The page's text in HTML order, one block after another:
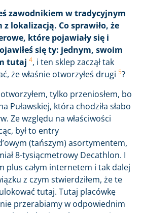
zawodnikiem w tradycyjnym
lokalizacją. Co sprawiło, że
które pojawiały się i
się ty: jednym, swoim
tutaj 4, i ten sklep zaczął tak
że właśnie otworzyłeś drugi 5?
tylko przeniosłem, bo
Puławskiej, która chodziła słabo
Ze względu na właściwości
był to entry
(tańszym) asortymentem,
8-tysiącmetrowy Decathlon. I
plus całym internetem i tak dalej
z czym stwierdziłem, że te
tutaj. Tutaj placówkę
przerabiamy w odpowiednim